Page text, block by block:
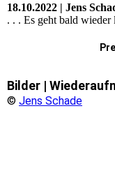
18.10.2022 | Jens
. . . Es geht bald wieder
Bilder |
© Jens Schade